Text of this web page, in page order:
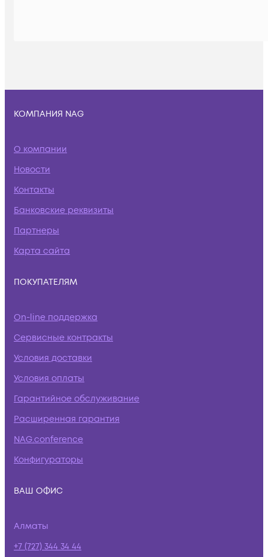
КОМПАНИЯ NAG
О компании
Новости
Контакты
Банковские реквизиты
Партнеры
Карта сайта
ПОКУПАТЕЛЯМ
On-line поддержка
Сервисные контракты
Условия доставки
Условия оплаты
Гарантийное обслуживание
Расширенная гарантия
NAG.conference
Конфигураторы
ВАШ ОФИС
Алматы
+7 (727) 344 34 44